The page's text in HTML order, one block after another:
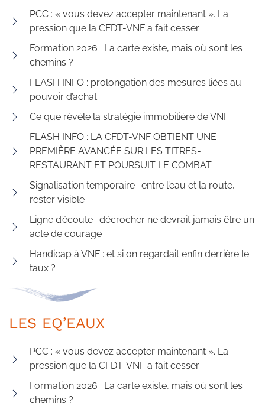
PCC : « vous devez accepter maintenant ». La
pression que la CFDT-VNF a fait cesser
Formation 2026 : La carte existe, mais où sont les
chemins ?
FLASH INFO : prolongation des mesures liées au
pouvoir d’achat
Ce que révèle la stratégie immobilière de VNF
FLASH INFO : LA CFDT-VNF OBTIENT UNE
PREMIÈRE AVANCÉE SUR LES TITRES-
RESTAURANT ET POURSUIT LE COMBAT
Signalisation temporaire : entre l’eau et la route,
rester visible
Ligne d’écoute : décrocher ne devrait jamais être un
acte de courage
Handicap à VNF : et si on regardait enfin derrière le
taux ?
LES EQ’EAUX
PCC : « vous devez accepter maintenant ». La
pression que la CFDT-VNF a fait cesser
Formation 2026 : La carte existe, mais où sont les
chemins ?